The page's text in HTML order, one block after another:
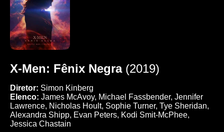
X-Men: Fênix Negra(2019)
Diretor: Simon Kinberg
Elenco: James McAvoy, Michael Fassbender, Jennifer
Lawrence, Nicholas Hoult, Sophie Turner, Tye Sheridan,
Alexandra Shipp, Evan Peters, Kodi Smit-McPhee,
Jessica Chastain